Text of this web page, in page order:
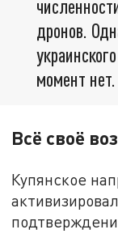
дронов.
момент нет.
Всё своё
Купянское